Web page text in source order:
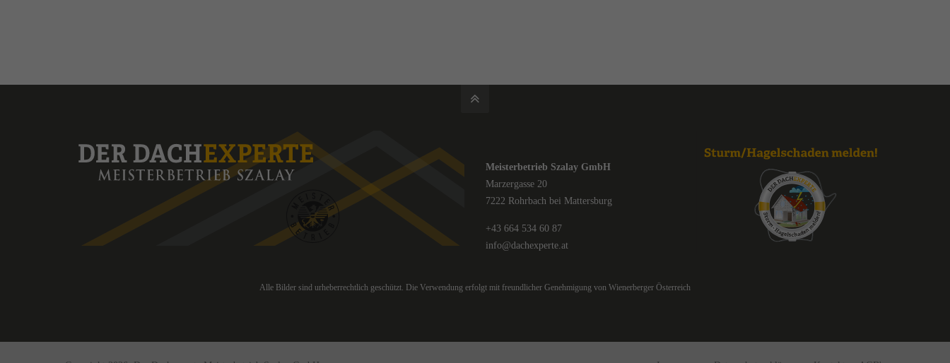
Meisterbetrieb Szalay GmbH
Marzergasse 20
7222 Rohrbach bei Mattersburg
+43 664 534 60 87
info@dachexperte.at
Alle Bilder sind urheberrechtlich geschützt. Die Verwendung erfolgt mit freundlicher Genehmigung von Wienerberger Österreich